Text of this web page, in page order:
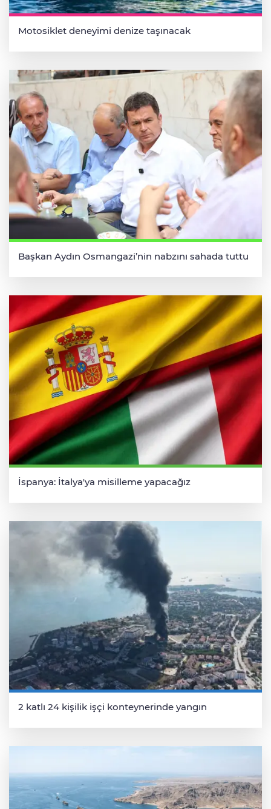
Motosiklet deneyimi denize taşınacak
Başkan Aydın Osmangazi’nin nabzını sahada tuttu
İspanya: İtalya'ya misilleme yapacağız
2 katlı 24 kişilik işçi konteynerinde yangın